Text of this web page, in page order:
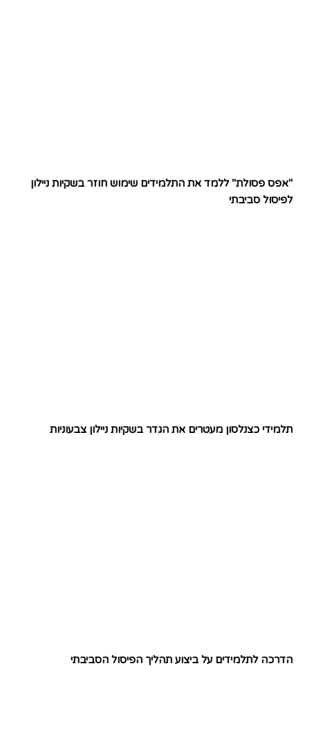
"אפס פסולת" ללמד את התלמידים שימוש חוזר בשקיות ניילון
לפיסול סביבתי
תלמידי כצנלסון מעטרים את הגדר בשקיות ניילון צבעוניות
הדרכה לתלמידים על ביצוע תהליך הפיסול הסביבתי